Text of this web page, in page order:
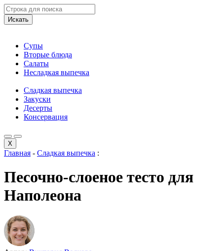
Искать
Супы
Вторые блюда
Салаты
Несладкая выпечка
Сладкая выпечка
Закуски
Десерты
Консервация
X
Главная - Сладкая выпечка :
Песочно-слоеное тесто для
Наполеона